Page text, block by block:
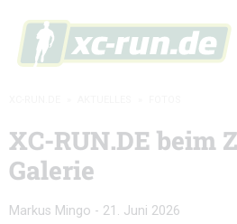
XC-RUN.DE beim
Galerie
Markus Mingo - 21. Juni 2026